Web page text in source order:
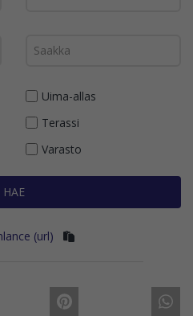
Uima-allas
Terassi
Varasto
HAE
(url)